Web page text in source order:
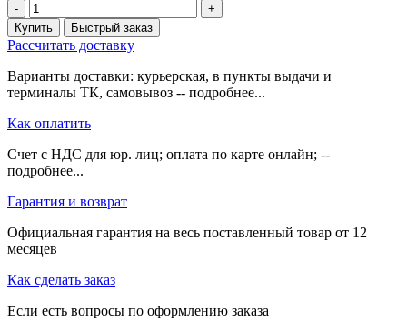
-
+
Купить
Быстрый заказ
Рассчитать доставку
Варианты доставки: курьерская, в пункты выдачи и
терминалы ТК, самовывоз -- подробнее...
Как оплатить
Счет с НДС для юр. лиц; оплата по карте онлайн; --
подробнее...
Гарантия и возврат
Официальная гарантия на весь поставленный товар от 12
месяцев
Как сделать заказ
Если есть вопросы по оформлению заказа